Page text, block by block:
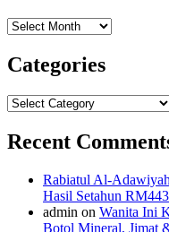
Archives
Categories
Categories
Recent
Rabiatul Al-Adawiyah
Hasil Setahun
admin on Wanita Ini
Botol Mineral, Jimat